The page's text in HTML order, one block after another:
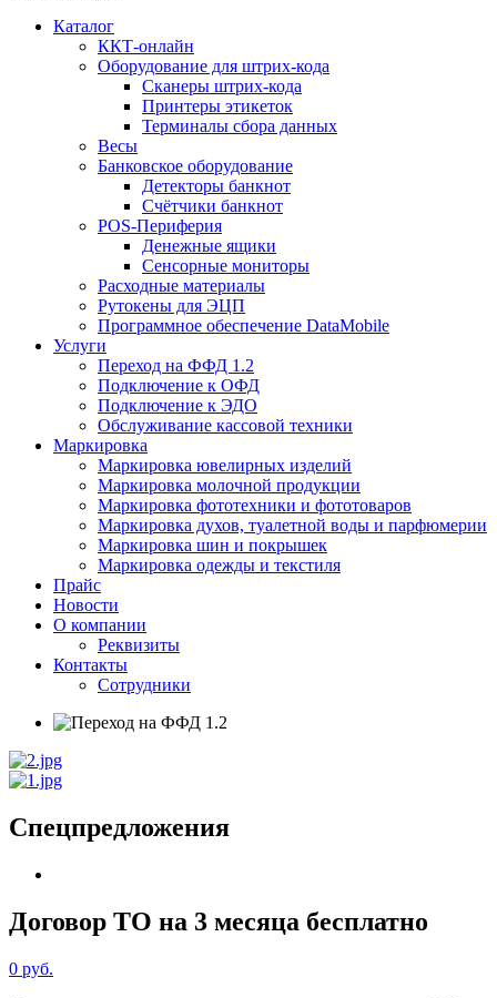
Каталог
ККТ-онлайн
Оборудование для штрих-кода
Сканеры штрих-кода
Принтеры этикеток
Терминалы сбора данных
Весы
Банковское оборудование
Детекторы банкнот
Счётчики банкнот
POS-Периферия
Денежные ящики
Сенсорные мониторы
Расходные материалы
Рутокены для ЭЦП
Программное обеспечение DataMobile
Услуги
Переход на ФФД 1.2
Подключение к ОФД
Подключение к ЭДО
Обслуживание кассовой техники
Маркировка
Маркировка ювелирных изделий
Маркировка молочной продукции
Маркировка фототехники и фототоваров
Маркировка духов, туалетной воды и парфюмерии
Маркировка шин и покрышек
Маркировка одежды и текстиля
Прайс
Новости
О компании
Реквизиты
Контакты
Сотрудники
Cпецпредложения
Договор ТО на 3 месяца бесплатно
0 руб.